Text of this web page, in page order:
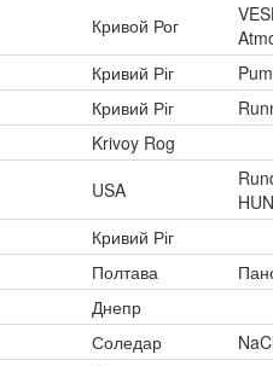
Кривой Рог
Кривий Ріг
Кривий Ріг
Krivoy Rog
USA
Кривий Ріг
Полтава
Днепр
Соледар
NaCl